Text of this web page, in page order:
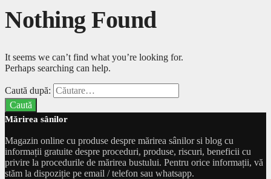
Nothing Found
It seems we can’t find what you’re looking for.
Perhaps searching can help.
Caută după:
Mărirea sânilor
Magazin online cu produse despre mărirea sânilor si blog cu
informații gratuite despre proceduri, produse, riscuri, beneficii cu
privire la procedurile de mărirea bustului. Pentru orice informații, vă
stăm la dispoziție pe email / telefon sau whatsapp.